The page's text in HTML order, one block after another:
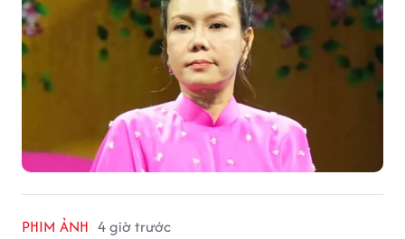
PHIM ẢNH 4 giờ trước